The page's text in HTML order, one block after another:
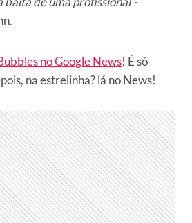
no Google News! É só
na estrelinha? lá no News!